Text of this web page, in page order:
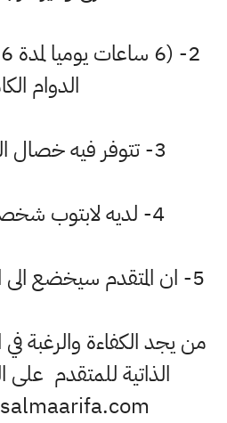
2- (6
الدوام الكامل
يجد الكفاءة والرغبة في
الذاتية للمتقدم على